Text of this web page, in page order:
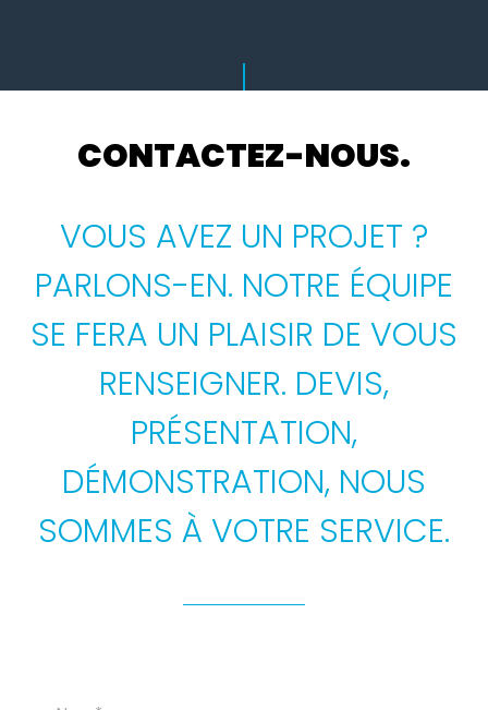
CONTACTEZ-NOUS.
VOUS AVEZ UN PROJET ?
PARLONS-EN. NOTRE ÉQUIPE
SE FERA UN PLAISIR DE VOUS
RENSEIGNER. DEVIS,
PRÉSENTATION,
DÉMONSTRATION, NOUS
SOMMES À VOTRE SERVICE.